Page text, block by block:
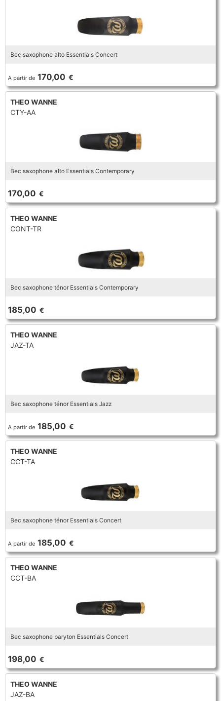
Bec saxophone alto Essentials Concert
A partir de 170,00 €
THEO WANNE
CTY-AA
Bec saxophone alto Essentials Contemporary
170,00 €
THEO WANNE
CONT-TR
Bec saxophone ténor Essentials Contemporary
185,00 €
THEO WANNE
JAZ-TA
Bec saxophone ténor Essentials Jazz
A partir de 185,00 €
THEO WANNE
CCT-TA
Bec saxophone ténor Essentials Concert
A partir de 185,00 €
THEO WANNE
CCT-BA
Bec saxophone baryton Essentials Concert
198,00 €
THEO WANNE
JAZ-BA